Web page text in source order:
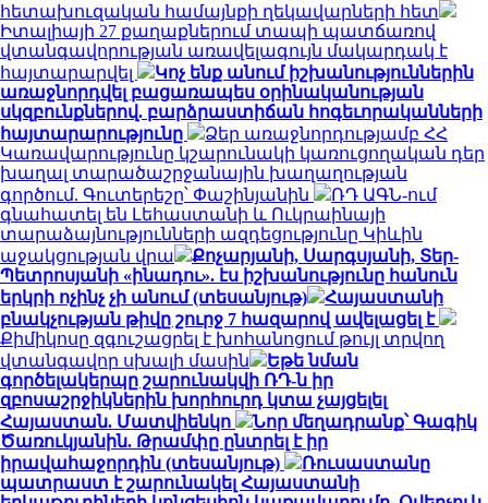
հետախուզական համայնքի ղեկավարների հետ
Իտալիայի 27 քաղաքներում տապի պատճառով
վտանգավորության առավելագույն մակարդակ է
հայտարարվել
Կոչ ենք անում իշխանություններին
առաջնորդվել բացառապես օրինականության
սկզբունքներով. բարձրաստիճան հոգեւորականների
հայտարարությունը
Ձեր առաջնորդությամբ ՀՀ
Կառավարությունը կշարունակի կառուցողական դեր
խաղալ տարածաշրջանային խաղաղության
գործում. Գուտերեշը՝ Փաշինյանին
ՌԴ ԱԳՆ-ում
գնահատել են Լեհաստանի և Ուկրաինայի
տարաձայնությունների ազդեցությունը Կիևին
աջակցության վրա
Քոչարյանի, Սարգսյանի, Տեր-
Պետրոսյանի «ինադու». էս իշխանությունը հանուն
երկրի ոչինչ չի անում (տեսանյութ)
Հայաստանի
բնակչության թիվը շուրջ 7 հազարով ավելացել է
Քիմիկոսը զգուշացրել է խոհանոցում թույլ տրվող
վտանգավոր սխալի մասին
Եթե նման
գործելակերպը շարունակվի ՌԴ-ն իր
զբոսաշրջիկներին խորհուրդ կտա չայցելել
Հայաստան. Մատվիենկո
Նոր մեղադրանք՝ Գագիկ
Ծառուկյանին. Թրամփը ընտրել է իր
իրավահաջորդին (տեսանյութ)
Ռուսաստանը
պատրաստ է շարունակել Հայաստանի